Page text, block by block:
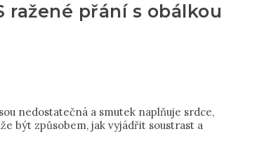
ražené přání s obálkou
nedostatečná a smutek naplňuje srdce,
být způsobem, jak vyjádřit soustrast a